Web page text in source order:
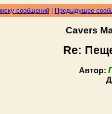
сообщений| Предыдущее
Cavers
Re:
Автор: